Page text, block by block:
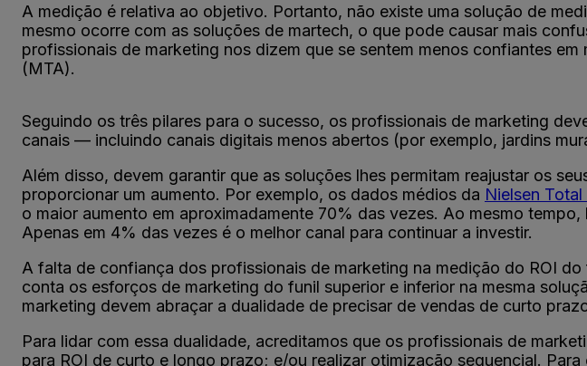
A medição é relativa ao objetivo. Portanto, não existe uma solução de
mesmo ocorre com as soluções de martech, o que pode causar mais
profissionais de marketing nos dizem que se sentem menos confiantes
(MTA).
Seguindo os três pilares para o sucesso, os profissionais de marketing
canais — incluindo canais digitais menos abertos (por exemplo, jardins
Além disso, devem garantir que as soluções lhes permitam reajustar os
proporcionar um aumento. Por exemplo, os dados médios da Nielsen
o maior aumento em aproximadamente 70% das vezes. Ao mesmo
Apenas em 4% das vezes é o melhor canal para continuar a investir.
A falta de confiança dos profissionais de marketing na medição do ROI
conta os esforços de marketing do funil superior e inferior na mesma
marketing devem abraçar a dualidade de precisar de vendas de curto
Para lidar com essa dualidade, acreditamos que os profissionais de
para ROI de curto e longo prazo; e/ou realizar otimização sequencial.